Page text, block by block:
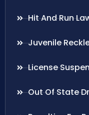
Hit And Run
Juvenile
License
Out Of State